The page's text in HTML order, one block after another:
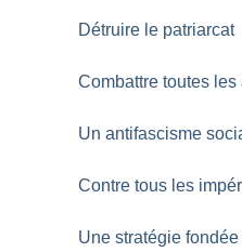
Détruire le patriarcat
Combattre toutes
Un antifascisme
Contre tous les
Une stratégie